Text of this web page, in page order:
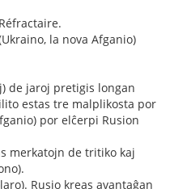
la nova Afganio)
de jaroj pretigis longan
estas tre malplikosta por
por elĉerpi Rusion
merkatojn de tritiko kaj
Rusio kreas avantaĝan